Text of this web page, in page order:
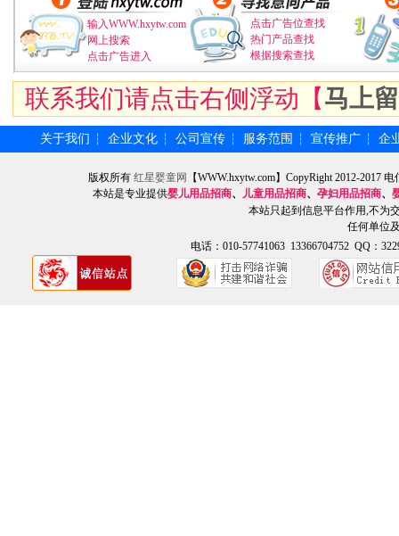
输入WWW.hxytw.com
网上搜索
点击广告进入
点击广告位查找
热门产品查找
根据搜索查找
联系我们请点击右侧浮动【马上
关于我们 ┆ 企业文化 ┆ 公司宣传 ┆ 服务范围 ┆ 宣传推广 ┆ 企
版权所有 红星婴童网
【WWW.hxytw.com】CopyRight 2012-2017
本站是专业提供婴儿用品招商、 儿童用品招商、 孕妇用品招商、
本站只起到信息平台作用,不为
任何单位
电话：010-57741063 13366704752 QQ：